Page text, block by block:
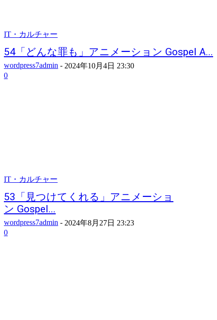
IT・カルチャー
54「どんな罪も」アニメーション Gospel A...
wordpress7admin - 2024年10月4日 23:30
0
IT・カルチャー
53「見つけてくれる」アニメーショ
ン Gospel...
wordpress7admin - 2024年8月27日 23:23
0